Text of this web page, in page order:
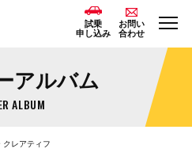
試乗
申し込み
お問い
合わせ
アルバム
ALBUM
クレアティフ